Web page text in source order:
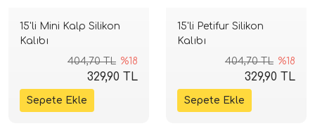
15'li Mini Kalp Silikon
Kalıbı
404,70 TL %18
329,90 TL
15'li Petifur Silikon
Kalıbı
404,70 TL %18
329,90 TL